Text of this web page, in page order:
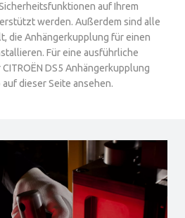
auf Ihrem
werden. Außerdem sind alle
die Anhängerkupplung für einen
Für eine ausführliche
DS5 Anhängerkupplung
dieser Seite ansehen.